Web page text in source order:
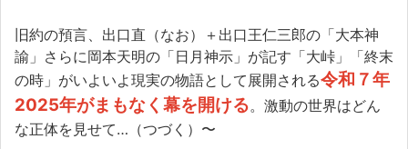
旧約の預言、出口直（なお）＋出口王仁三郎の「大本神
諭」さらに岡本天明の「日月神示」が記す「大峠」「終末
の時」がいよいよ現実の物語として展開される令和７年
2025年がまもなく幕を開ける。激動の世界はどん
な正体を見せて…（つづく）〜